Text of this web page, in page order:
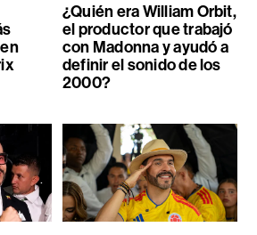
¿Quién era William Orbit,
el productor que trabajó
con Madonna y ayudó a
definir el sonido de los
2000?